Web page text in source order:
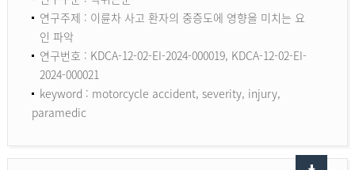
연구주제 : 이륜차 사고 환자의 중증도에 영향을 미치는 요
인 파악
연구번호 : KDCA-12-02-EI-2024-000019, KDCA-12-02-EI-
2024-000021
keyword : motorcycle accident, severity, injury,
paramedic